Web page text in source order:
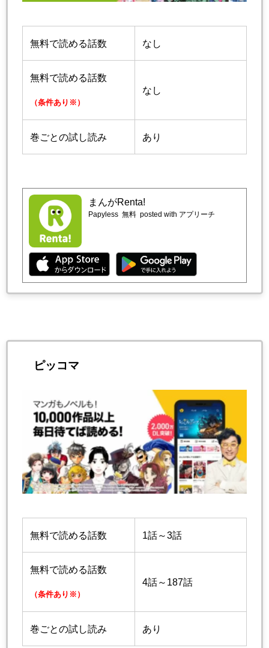
無料で読める話数 なし
無料で読める話数
（条件あり※）
なし
巻ごとの試し読み あり
まんがRenta!
Papyless 無料 posted with アプリーチ
ピッコマ
無料で読める話数 1話～3話
無料で読める話数
（条件あり※）
4話～187話
巻ごとの試し読み あり